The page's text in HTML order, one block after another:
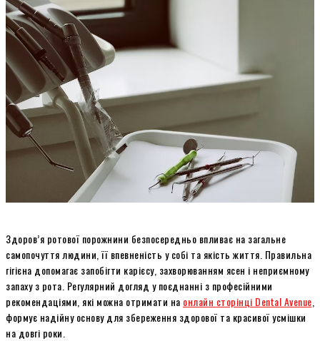
Здоров’я ротової порожнини безпосередньо впливає на загальне
самопочуття людини, її впевненість у собі та якість життя. Правильна
гігієна допомагає запобігти карієсу, захворюванням ясен і неприємному
запаху з рота. Регулярний догляд у поєднанні з професійними
рекомендаціями, які можна отримати на онлайн сторінці Dental Avenue
формує надійну основу для збереження здорової та красивої усмішки
на довгі роки.